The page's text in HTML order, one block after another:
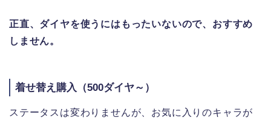
正直、ダイヤを使うにはもったいないので、おすすめ
しません。
着せ替え購入（500ダイヤ～）
ステータスは変わりませんが、お気に入りのキャラが